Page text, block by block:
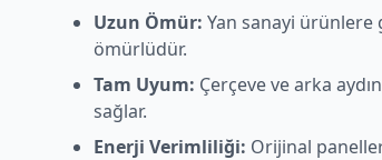
Uzun Ömür: Yan sanayi ürünlere
ömürlüdür.
Tam Uyum: Çerçeve ve arka
sağlar.
Enerji Verimliliği: Orijinal